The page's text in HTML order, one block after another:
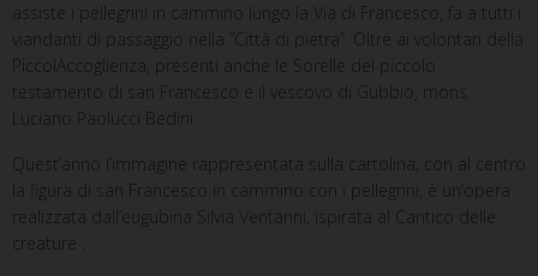
assiste i pellegrini in cammino lungo la Via di Francesco, fa a tutti i
viandanti di passaggio nella “Città di pietra”. Oltre ai volontari della
PiccolAccoglienza, presenti anche le Sorelle del piccolo
testamento di san Francesco e il vescovo di Gubbio, mons.
Luciano Paolucci Bedini.
Quest’anno l’immagine rappresentata sulla cartolina, con al centro
la figura di san Francesco in cammino con i pellegrini, è un’opera
realizzata dall’eugubina Silvia Ventanni, ispirata al
Cantico delle
creature .